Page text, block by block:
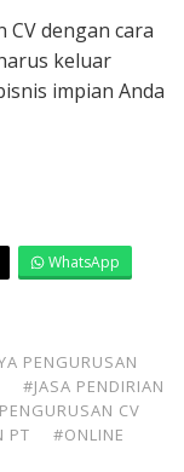
dengan cara
keluar
impian Anda
WhatsApp
PENGURUSAN
#JASA PENDIRIAN
CV
PT
#ONLINE